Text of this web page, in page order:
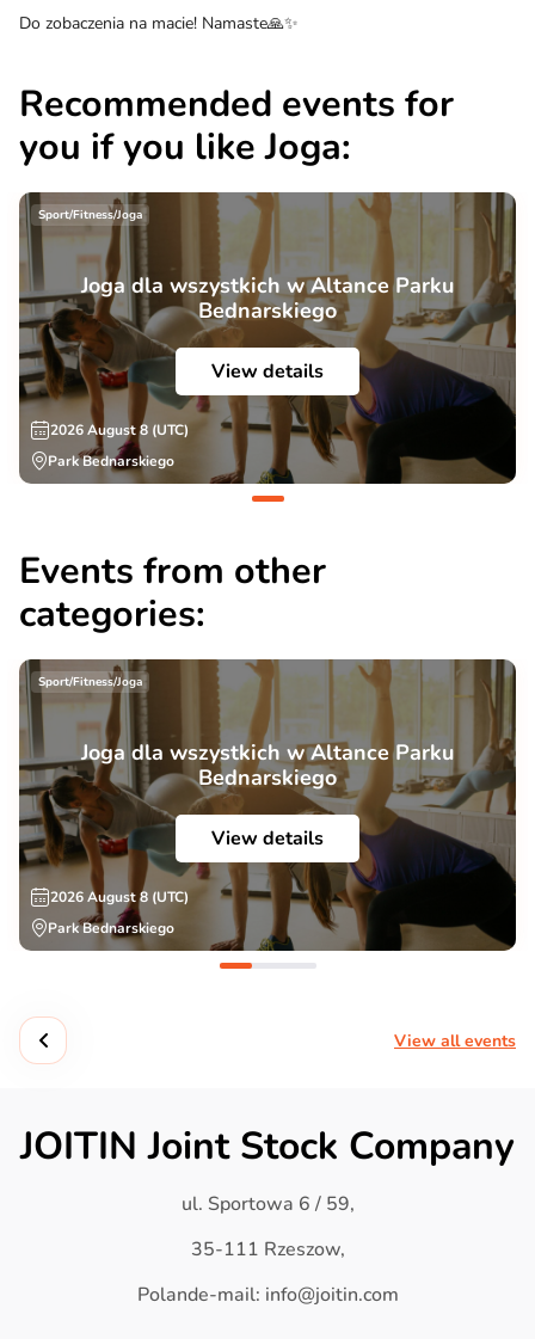
Do zobaczenia na macie! Namaste🙏✨
Recommended events for
you if you like Joga:
Sport/Fitness/Joga
Joga dla wszystkich w Altance Parku
Bednarskiego
View details
2026 August 8 (UTC)
Park Bednarskiego
Events from other
categories:
Sport/Fitness/Joga
Joga dla wszystkich w Altance Parku
Bednarskiego
View details
2026 August 8 (UTC)
Park Bednarskiego
View all events
JOITIN Joint Stock Company
ul. Sportowa 6 / 59,
35-111 Rzeszow,
Polande-mail: info@joitin.com